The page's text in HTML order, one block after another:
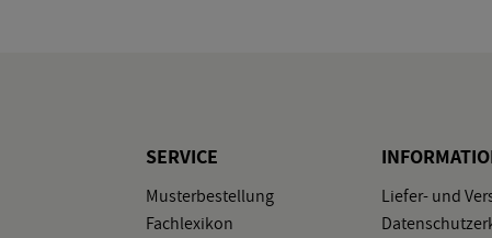
SER­VICE
Mus­ter­be­stel­lung
Fach­le­xi­kon
Lie­fer- und